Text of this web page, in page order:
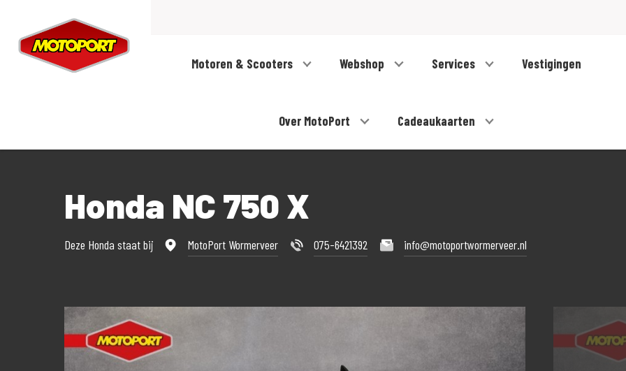
Motoren & Scooters Webshop Services Vestigingen
Over MotoPort Cadeaukaarten
Honda NC 750 X
Deze Honda staat bij MotoPort Wormerveer 075-6421392 info@motoportwormerveer.nl